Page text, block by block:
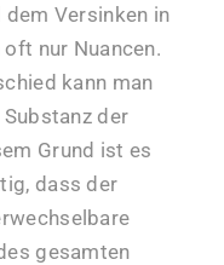
Versinken in
nur Nuancen.
kann man
der
Grund ist es
dass der
gesamten